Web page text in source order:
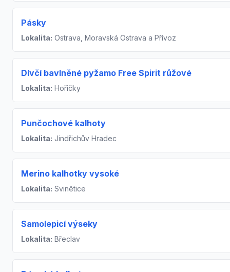
Pásky
Lokalita: Ostrava, Moravská Ostrava a Přívoz
Dívčí bavlněné pyžamo Free Spirit růžové
Lokalita: Hořičky
Punčochové kalhoty
Lokalita: Jindřichův Hradec
Merino kalhotky vysoké
Lokalita: Svinětice
Samolepicí výseky
Lokalita: Břeclav